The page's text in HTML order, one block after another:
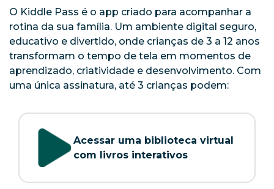
O Kiddle Pass é o app criado para acompanhar a
rotina da sua família. Um ambiente digital seguro,
educativo e divertido, onde crianças de 3 a 12 anos
transformam o tempo de tela em momentos de
aprendizado, criatividade e desenvolvimento. Com
uma única assinatura, até 3 crianças podem:
Acessar uma biblioteca virtual
com livros interativos